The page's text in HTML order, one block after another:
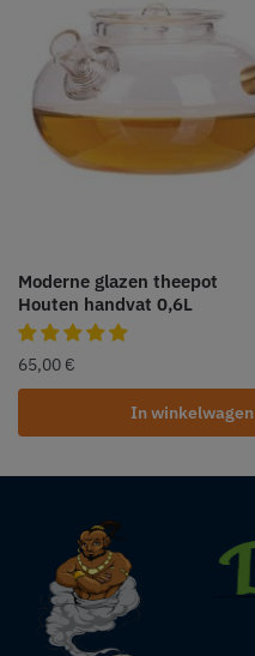
Moderne glazen theepot
Houten handvat 0,6L
65,00 €
In winkelwagen